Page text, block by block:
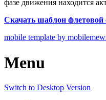
фазе движения находится
Скачать шаблон флетовой
mobile template by
Menu
Switch to Desktop Version